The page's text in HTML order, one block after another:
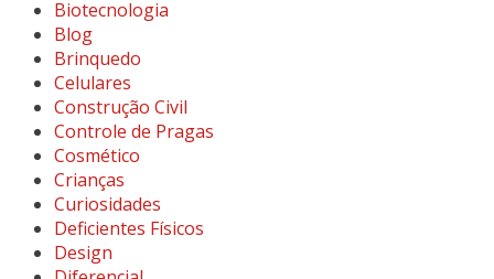
Biotecnologia
Blog
Brinquedo
Celulares
Construção Civil
Controle de Pragas
Cosmético
Crianças
Curiosidades
Deficientes Físicos
Design